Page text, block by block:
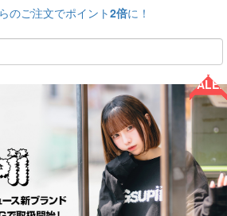
のご注文でポイント2倍に！
SALE!!
SALE!!
SALE!!
SALE!!